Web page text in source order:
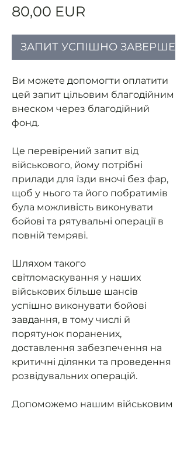
80,00 EUR
ЗАПИТ УСПІШНО
Ви можете допомогти оплатити
цей запит цільовим благодійним
внеском через благодійний
фонд.
Це перевірений запит від
військового, йому потрібні
прилади для їзди вночі без фар,
щоб у нього та його побратимів
була можливість виконувати
бойові та рятувальні операції в
повній темряві.
Шляхом такого
світломаскування у наших
військових більше шансів
успішно виконувати бойові
завдання, в тому числі й
порятунок поранених,
доставлення забезпечення на
критичні ділянки та проведення
розвідувальних операцій.
Допоможемо нашим військовим